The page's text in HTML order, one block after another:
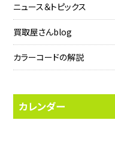
ニュース＆トピックス
買取屋さんblog
カラーコードの解説
カレンダー